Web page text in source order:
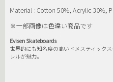
Material : Cotton 50%, Acrylic 30%,
※一部画像は色違い商品です
Evisen Skateboards
世界的にも知名度の高いドメスティック
レルが魅力。